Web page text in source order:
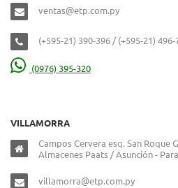
ventas@etp.com.py
(+595-21) 390-396 / (+595-21)
(0976) 395-320
VILLAMORRA
Campos Cervera esq. San Roque
Almacenes Paats / Asunción -
villamorra@etp.com.py